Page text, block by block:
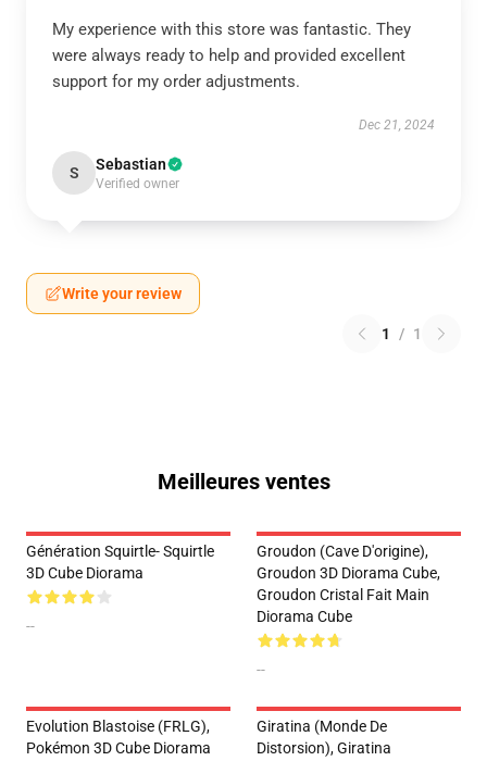
My experience with this store was fantastic. They
were always ready to help and provided excellent
support for my order adjustments.
Dec 21, 2024
S Sebastian
Verified owner
Write your review
1 / 1
Meilleures ventes
Génération Squirtle- Squirtle
3D Cube Diorama
--
Groudon (Cave D'origine),
Groudon 3D Diorama Cube,
Groudon Cristal Fait Main
Diorama Cube
--
Evolution Blastoise (FRLG),
Pokémon 3D Cube Diorama
Giratina (monde De
Distorsion), Giratina